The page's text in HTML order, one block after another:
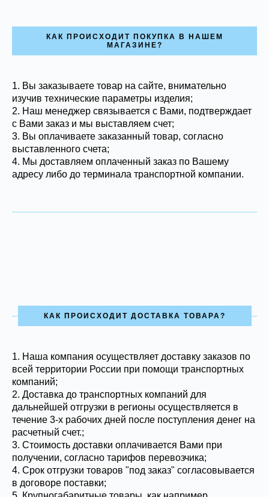
КАК ПРОИСХОДИТ ПОКУПКА В НАШЕМ
МАГАЗИНЕ?
1. Вы заказываете товар на сайте, внимательно
изучив технические параметры изделия;
2. Наш менеджер связывается с Вами, подтверждает
с Вами заказ и мы выставляем счет;
3. Вы оплачиваете заказанный товар, согласно
выставленного счета;
4. Мы доставляем оплаченный заказ по Вашему
адресу либо до терминала транспортной компании.
КАК ПРОИСХОДИТ ДОСТАВКА ТОВАРА?
1. Наша компания осуществляет доставку заказов по
всей территории России при помощи транспортных
компаний;
2. Доставка до транспортных компаний для
дальнейшей отгрузки в регионы осуществляется в
течение 3-х рабочих дней после поступления денег на
расчетный счет.;
3. Стоимость доставки оплачивается Вами при
получении, согласно тарифов перевозчика;
4. Срок отгрузки товаров "под заказ" согласовывается
в договоре поставки;